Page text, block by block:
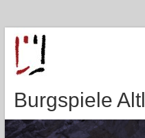
Zum
Inhalt
springen
Burgspiele